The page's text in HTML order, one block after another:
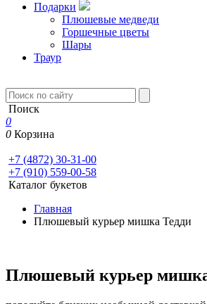
Подарки
Плюшевые медведи
Горшечные цветы
Шары
Траур
Поиск
0
0 Корзина
+7 (4872) 30-31-00
+7 (910) 559-00-58
Каталог букетов
Главная
Плюшевый курьер мишка Тедди
Плюшевый курьер